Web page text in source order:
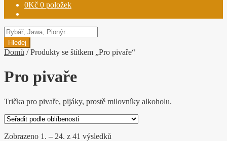
0Kč 0 položek
Hledat
produkty
Hledej
Domů /Produkty se štítkem „Pro pivaře“
Pro pivaře
Trička pro pivaře, pijáky, prostě milovníky alkoholu.
Zobrazeno 1. – 24. z 41 výsledků